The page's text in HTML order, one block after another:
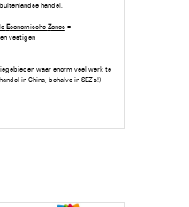
handel.
Economische Zones=
vestigen
waar enorm veel werk te
in China, behalve in SEZ's!)